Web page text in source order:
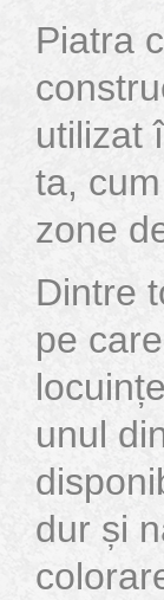
Piatra
utilizat
ta,
zone
Dintre
pe
unul
dur și